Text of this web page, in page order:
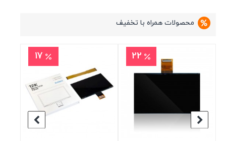
محصولات همراه با تخفیف
22
17